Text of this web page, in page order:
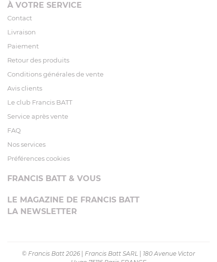
À VOTRE SERVICE
Contact
Livraison
Paiement
Retour des produits
Conditions générales de vente
Avis clients
Le club Francis BATT
Service après vente
FAQ
Nos services
Préférences cookies
FRANCIS BATT & VOUS
LE MAGAZINE DE FRANCIS BATT
LA NEWSLETTER
© Francis Batt 2026 Francis Batt SARL
180 Avenue Victor